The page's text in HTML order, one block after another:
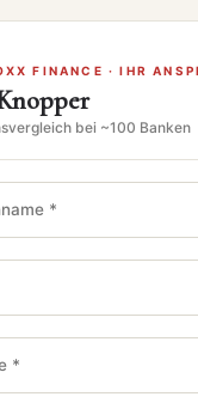
FINANCE · IHR
bei ~100 Banken